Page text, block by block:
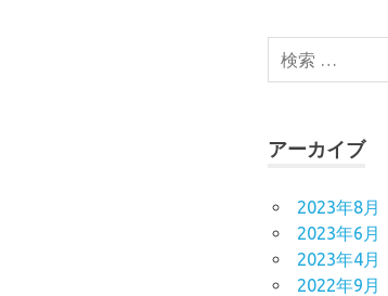
アーカイブ
2023年8月
2023年6月
2023年4月
2022年9月